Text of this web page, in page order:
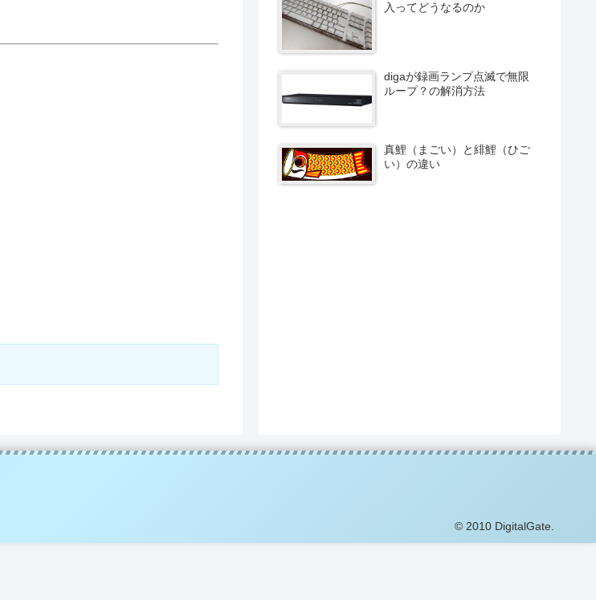
入ってどうなるのか
digaが録画ランプ点滅で無限
ループ？の解消方法
真鯉（まごい）と緋鯉（ひご
い）の違い
© 2010 DigitalGate.